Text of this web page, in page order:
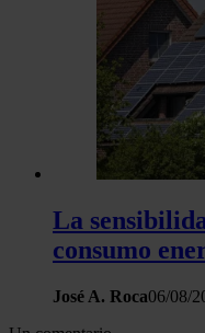
La
consumo
José A. Roca06/08/